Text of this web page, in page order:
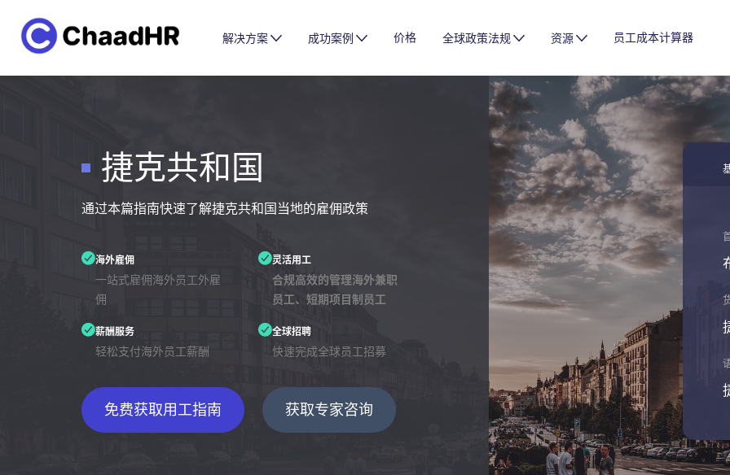
解决方案 成功案例 价格 全球政策法规 资源 员工成本计算器
捷克共和国
通过本篇指南快速了解捷克共和国当地的雇佣政策
海外雇佣
一站式雇佣海外员工外雇
佣
灵活用工
合规高效的管理海外兼职
员工、短期项目制员工
薪酬服务
轻松支付海外员工薪酬
全球招聘
快速完成全球员工招募
免费获取用工指南 获取专家咨询